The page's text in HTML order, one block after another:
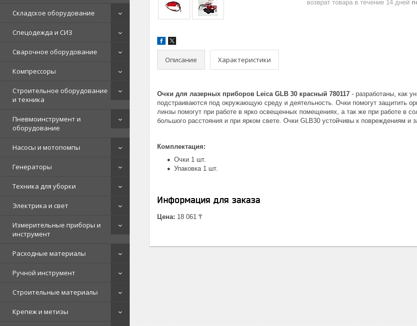
Складское оборудование
Спецодежда и СИЗ
Сварочное оборудование
Компрессоры
Строительное оборудование
и техника
Пневмоинструмент и
оборудование
Насосы и мотопомпы
Генераторы
Техника для уборки
Электрика и свет
Измерительные приборы и
инструмент
Расходные материалы
Ручной инструмент
Строительные материалы
Крепеж и метизы
возврат товара в течение 14 дней
Описание Характеристики
Очки для лазерных приборов Leica GLB 30 красный 780117 - разработаны, как
подстраиваются под окружающую среду и деятельность. Очки помогут защитить
линзы помогут при работе в ярко освещенных помещениях, а так же при работе в
большого расстояния и при ярком свете. Очки GLB30 устойчивы к повреждениям
Комплектация:
Очки 1 шт.
Упаковка 1 шт.
Информация для заказа
Цена: 18 061 ₸